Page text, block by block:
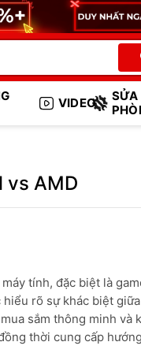
VIDEO
SỬA
vs AMD
tính, đặc biệt là
rõ sự khác biệt giữa
sắm thông minh và
thời cung cấp